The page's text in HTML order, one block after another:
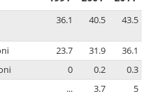
36.1 40.5 43.5
23.7 31.9
36.1
0 0.2
0.3
... 3.7 5